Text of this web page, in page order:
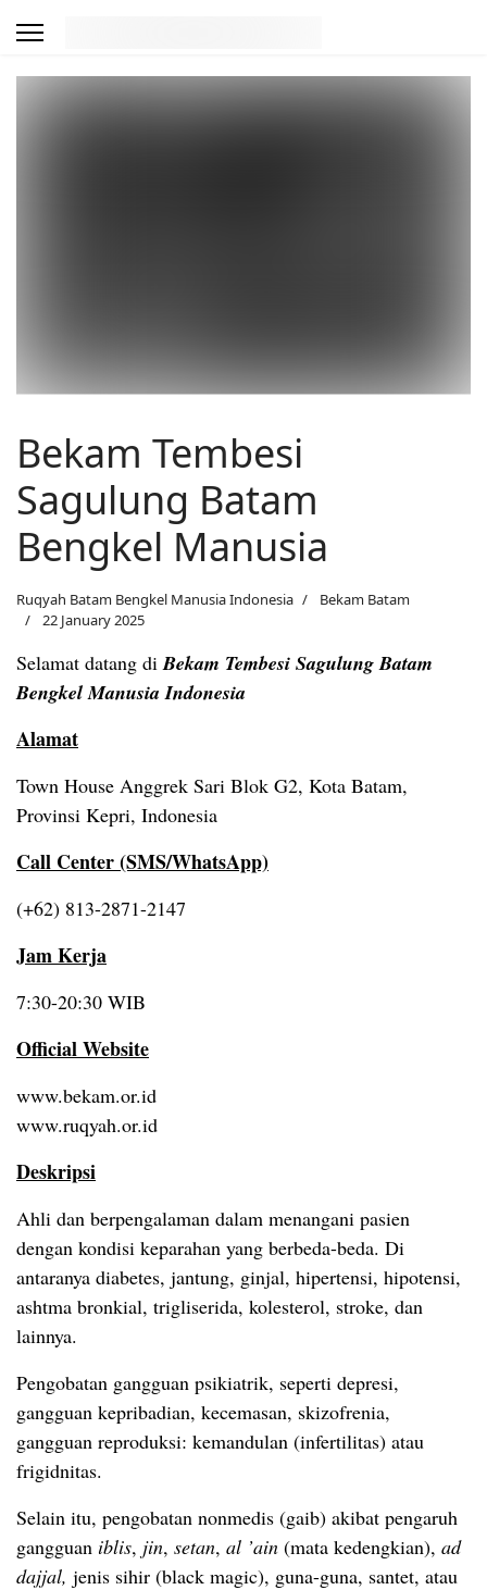
Bekam Tembesi
Sagulung Batam
Bengkel Manusia
Ruqyah Batam Bengkel Manusia Indonesia
Bekam Batam
22 January 2025
Selamat datang di Bekam Tembesi Sagulung Batam
Bengkel Manusia Indonesia
Alamat
Town House Anggrek Sari Blok G2, Kota Batam,
Provinsi Kepri, Indonesia
Call Center (SMS/WhatsApp)
(+62) 813-2871-2147
Jam Kerja
7:30-20:30 WIB
Official Website
www.bekam.or.id
www.ruqyah.or.id
Deskripsi
Ahli dan berpengalaman dalam menangani pasien
dengan kondisi keparahan yang berbeda-beda. Di
antaranya diabetes, jantung, ginjal, hipertensi, hipotensi,
ashtma bronkial, trigliserida, kolesterol, stroke, dan
lainnya.
Pengobatan gangguan psikiatrik, seperti depresi,
gangguan kepribadian, kecemasan, skizofrenia,
gangguan reproduksi: kemandulan (infertilitas) atau
frigidnitas.
Selain itu, pengobatan nonmedis (gaib) akibat pengaruh
gangguan iblis, jin, setan, al ’ain (mata kedengkian), ad
dajjal, jenis sihir (black magic), guna-guna, santet, atau